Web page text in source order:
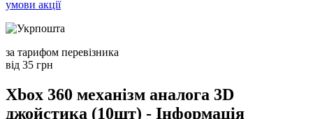
умови акції
за тарифом перевізника
від 35 грн
Xbox 360 механізм аналога 3D
джойстика (10шт) - Інформація